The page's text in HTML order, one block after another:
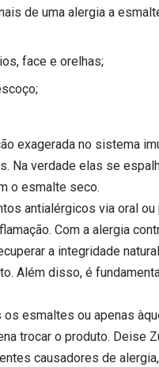
de uma alergia a
face e orelhas;
exagerada no sistema
Na verdade elas se
o esmalte seco.
antialérgicos via oral ou
Com a alergia
a integridade
Além disso, é
esmaltes ou apenas
trocar o produto. Deise
causadores de